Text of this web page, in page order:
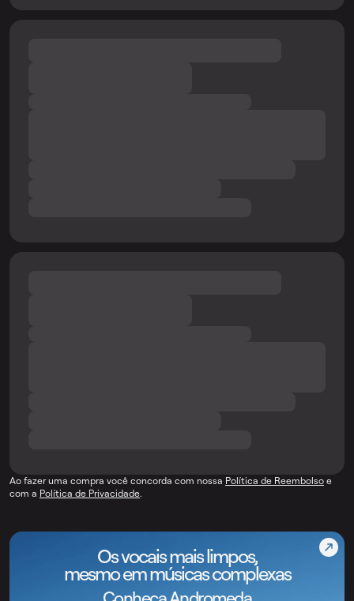
Ao fazer uma compra você concorda com nossa Política de Reembolso e
com a Política de Privacidade.
Os vocais mais limpos,
mesmo em músicas complexas